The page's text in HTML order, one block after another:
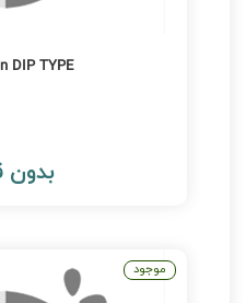
DIP TYPE
موجود